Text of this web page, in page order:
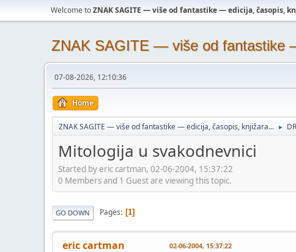
Welcome toZNAK SAGITE — više od fantastike — edicija, časopis,
ZNAK SAGITE — više od fantastike
07-08-2026, 12:10:36
Home
ZNAK SAGITE — više od fantastike — edicija, časopis, knjižara... ►
Mitologija u svakodnevnici
Started by eric cartman, 02-06-2004, 15:37:22
0 Members and 1 Guest are viewing this topic.
GO DOWN Pages 1
eric cartman 02-06-2004, 15:37:22